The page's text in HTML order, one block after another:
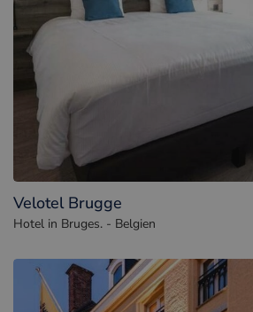
Velotel Brugge
Hotel in Bruges. - Belgien